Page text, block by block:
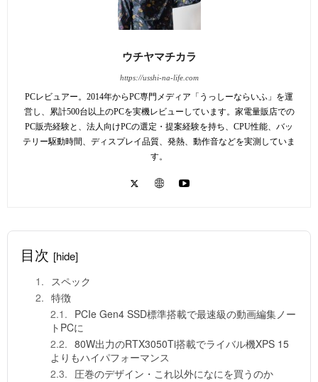
ウチヤマチカラ
https://usshi-na-life.com
PCレビュアー。2014年からPC専門メディア「うっしーならいふ」を運
営し、累計500台以上のPCを実機レビューしています。家電量販店での
PC販売経験と、法人向けPCの選定・提案経験を持ち、CPU性能、バッ
テリー駆動時間、ディスプレイ品質、発熱、動作音などを実測していま
す。
目次 [hide]
スペック
特徴
PCIe Gen4 SSD標準搭載で最速級の動画編集ノー
トPCに
80W出力のRTX3050Ti搭載でライバル機XPS 15
よりもハイパフォーマンス
圧巻のデザイン・これ以外になにを買うのか